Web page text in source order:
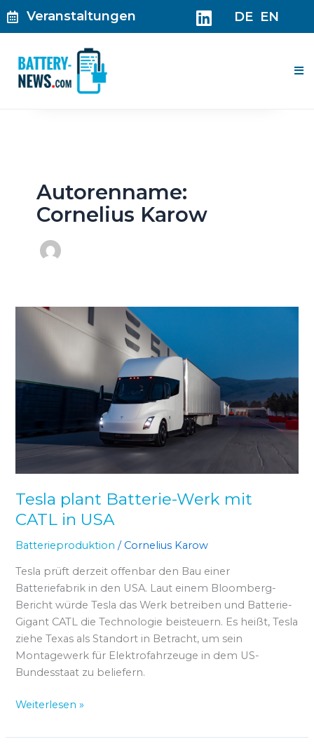
Zum
Inhalt
Veranstaltungen DE EN
Autorenname:
Cornelius Karow
Tesla plant Batterie-Werk mit
CATL in USA
Batterieproduktion / Cornelius Karow
Tesla prüft derzeit offenbar den Bau einer
Batteriefabrik in den USA. Laut einem Bloomberg-
Bericht würde Tesla das Werk betreiben und Batterie-
Gigant CATL die Technologie beisteuern. Es heißt, Tesla
ziehe Texas als Standort in Betracht, um sein
Montagewerk für Elektrofahrzeuge in dem US-
Bundesstaat zu beliefern.
Tesla
mit
CATL
USA
Weiterlesen »